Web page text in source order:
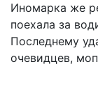
Иномарка же
поехала за
Последнему
очевидцев,